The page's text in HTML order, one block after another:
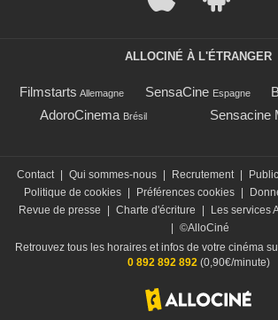
ALLOCINÉ À L'ÉTRANGER
Filmstarts Allemagne SensaCine Espagne
AdoroCinema Brésil Sensacine
Contact Qui sommes-nous Recrutement
Politique de cookies
Préférences cookies
Revue de presse
Charte d'écriture Les services
©AlloCiné
Retrouvez tous les horaires et infos de votre cinéma
0 892 892 892(0,90€/minute)